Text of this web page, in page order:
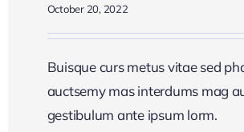
October 20, 2022
Buisque curs metus vitae sed
auctsemy mas interdums mag
gestibulum ante ipsum lorm.